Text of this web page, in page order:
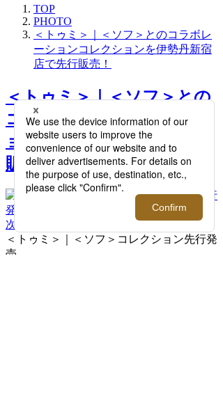
TOP
PHOTO
＜トゥミ＞｜＜ソフ＞とのコラボレ
ーションコレクションを伊勢丹新宿
店で先行販売！
＜トゥミ＞｜＜ソフ＞との
コラボレーションコレクシ
ョンを伊勢丹新宿店で先行
販売！ >>
次へ
＜トゥミ＞｜＜ソフ＞コレクション先行発
売